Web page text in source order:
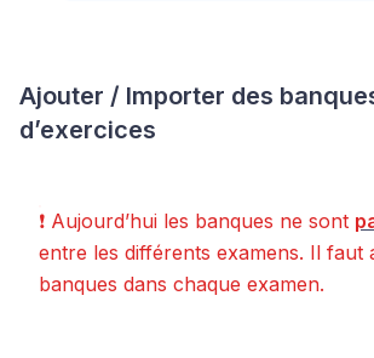
Ajouter / Importer des
d’exercices
❗ Aujourd’hui les banques ne sont
entre les différents examens. Il faut
banques dans chaque examen.